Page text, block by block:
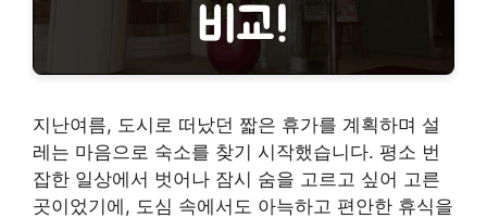
지난여름, 도시로 떠났던 짧은 휴가를 계획하며 설
레는 마음으로 숙소를 찾기 시작했습니다. 평소 번
잡한 일상에서 벗어나 잠시 숨을 고르고 싶어 고른
곳이었기에, 도심 속에서도 아늑하고 편안한 휴식을